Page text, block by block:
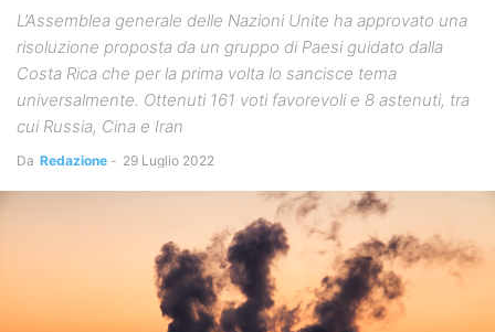
L’Assemblea generale delle Nazioni Unite ha approvato una
risoluzione proposta da un gruppo di Paesi guidato dalla
Costa Rica che per la prima volta lo sancisce tema
universalmente. Ottenuti 161 voti favorevoli e 8 astenuti, tra
cui Russia, Cina e Iran
Da Redazione - 29 Luglio 2022